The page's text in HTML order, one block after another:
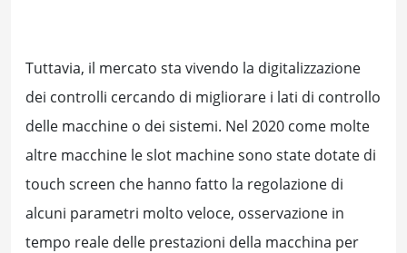
Tuttavia, il mercato sta vivendo la digitalizzazione
dei controlli cercando di migliorare i lati di controllo
delle macchine o dei sistemi. Nel 2020 come molte
altre macchine le slot machine sono state dotate di
touch screen che hanno fatto la regolazione di
alcuni parametri molto veloce, osservazione in
tempo reale delle prestazioni della macchina per